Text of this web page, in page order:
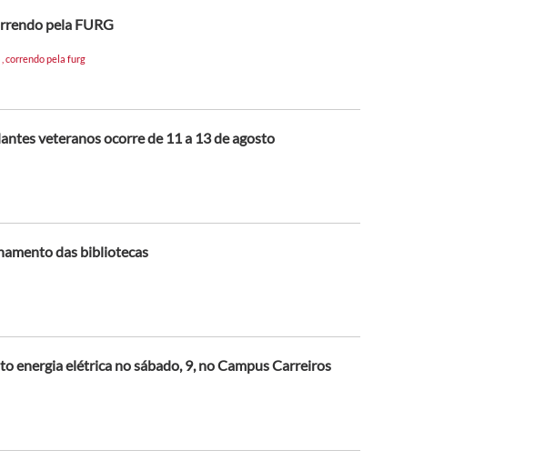
pela FURG
correndo pela furg
veteranos ocorre de 11 a 13 de agosto
das bibliotecas
energia elétrica no sábado, 9, no Campus Carreiros